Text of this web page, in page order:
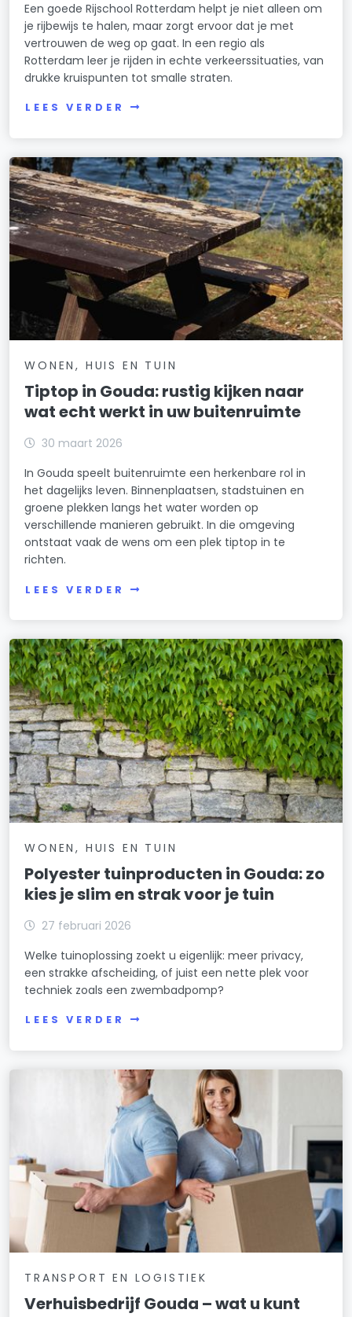
Een goede Rijschool Rotterdam helpt je niet alleen om
je rijbewijs te halen, maar zorgt ervoor dat je met
vertrouwen de weg op gaat. In een regio als
Rotterdam leer je rijden in echte verkeerssituaties, van
drukke kruispunten tot smalle straten.
LEES VERDER
WONEN, HUIS EN TUIN
Tiptop in Gouda: rustig kijken naar
wat echt werkt in uw buitenruimte
30 maart 2026
In Gouda speelt buitenruimte een herkenbare rol in
het dagelijks leven. Binnenplaatsen, stadstuinen en
groene plekken langs het water worden op
verschillende manieren gebruikt. In die omgeving
ontstaat vaak de wens om een plek tiptop in te
richten.
LEES VERDER
WONEN, HUIS EN TUIN
Polyester tuinproducten in Gouda: zo
kies je slim en strak voor je tuin
27 februari 2026
Welke tuinoplossing zoekt u eigenlijk: meer privacy,
een strakke afscheiding, of juist een nette plek voor
techniek zoals een zwembadpomp?
LEES VERDER
TRANSPORT EN LOGISTIEK
Verhuisbedrijf Gouda – wat u kunt